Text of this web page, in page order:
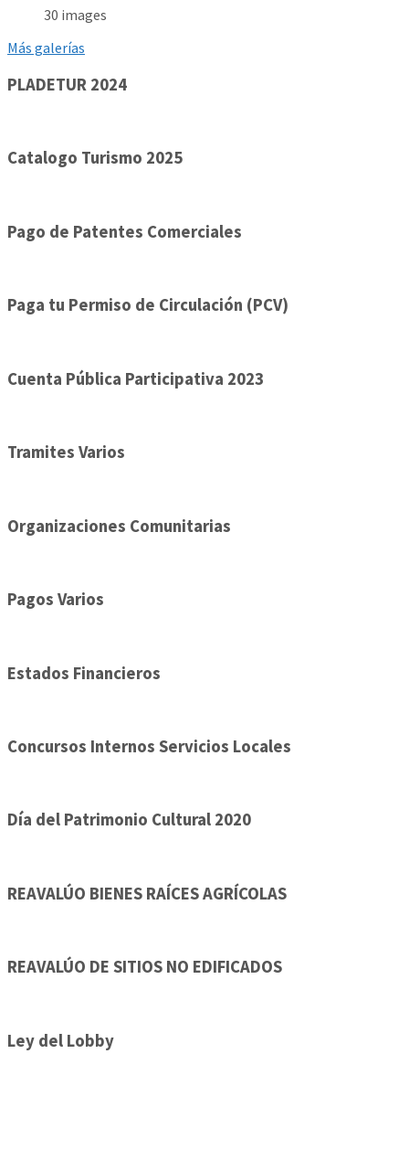
30 images
Más galerías
PLADETUR 2024
Catalogo Turismo 2025
Pago de Patentes Comerciales
Paga tu Permiso de Circulación (PCV)
Cuenta Pública Participativa 2023
Tramites Varios
Organizaciones Comunitarias
Pagos Varios
Estados Financieros
Concursos Internos Servicios Locales
Día del Patrimonio Cultural 2020
REAVALÚO BIENES RAÍCES AGRÍCOLAS
REAVALÚO DE SITIOS NO EDIFICADOS
Ley del Lobby